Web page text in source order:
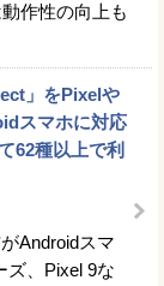
作性の向上も
」をPixelや
スマホに対応
62種以上で利
Androidスマ
ズ、Pixel 9な